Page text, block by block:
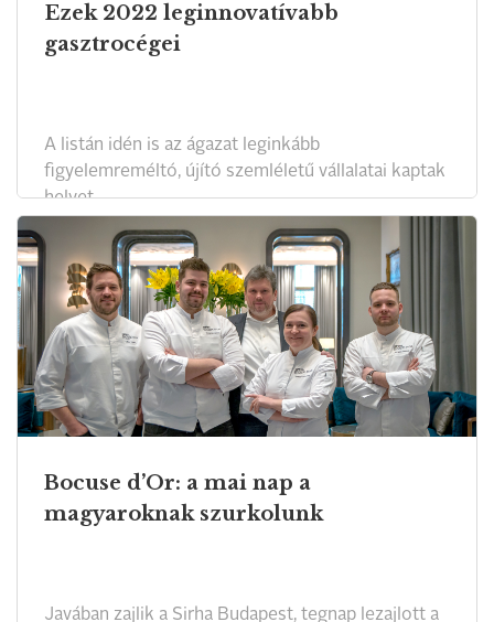
Ezek 2022 leginnovatívabb
gasztrocégei
A listán idén is az ágazat leginkább
figyelemreméltó, újító szemléletű vállalatai kaptak
helyet.
Bocuse d’Or: a mai nap a
magyaroknak szurkolunk
Javában zajlik a Sirha Budapest, tegnap lezajlott a